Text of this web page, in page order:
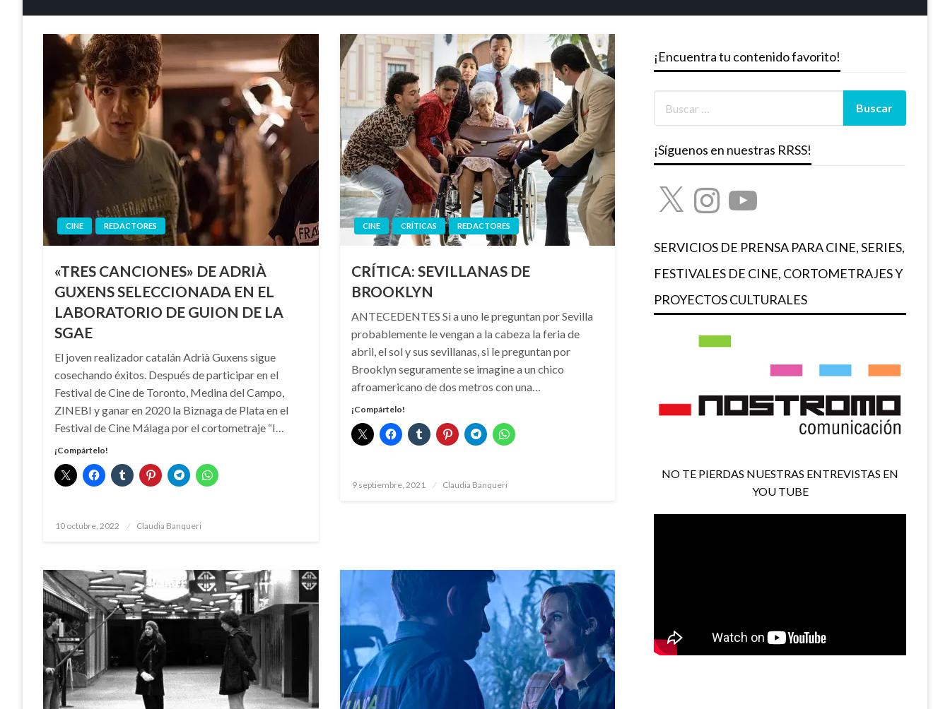
CINE REDACTORES
«TRES CANCIONES» DE ADRIÀ
GUXENS SELECCIONADA EN EL
LABORATORIO DE GUION DE LA
SGAE
El joven realizador catalán Adrià Guxens sigue
cosechando éxitos. Después de participar en el
Festival de Cine de Toronto, Medina del Campo,
ZINEBI y ganar en 2020 la Biznaga de Plata en el
Festival de Cine Málaga por el cortometraje “I…
¡Compártelo!
Publicado
10 octubre, 2022 Claudia Banqueri
CINE CRÍTICAS REDACTORES
CRÍTICA: SEVILLANAS DE
BROOKLYN
ANTECEDENTES Si a uno le preguntan por Sevilla
probablemente le vengan a la cabeza la feria de
abril, el sol y sus sevillanas, si le preguntan por
Brooklyn seguramente se imagine a un chico
afroamericano de dos metros con una…
¡Compártelo!
Publicado
9 septiembre, 2021 Claudia Banqueri
¡Encuentra tu contenido favorito!
¡Síguenos en nuestras RRSS!
X InstagramYouTube
SERVICIOS DE PRENSA PARA CINE, SERIES,
FESTIVALES DE CINE, CORTOMETRAJES Y
PROYECTOS CULTURALES
NO TE PIERDAS NUESTRAS ENTREVISTAS EN
YOU TUBE